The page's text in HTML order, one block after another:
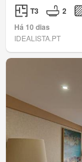
T3 2
Há 10 dias
IDEALISTA.PT